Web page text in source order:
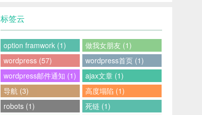
标签云
option framwork (1)
做我女朋友 (1)
wordpress (57)
wordpress首页 (1)
wordpress邮件通知 (1)
ajax文章 (1)
导航 (3)
高度塌陷 (1)
robots (1)
死链 (1)